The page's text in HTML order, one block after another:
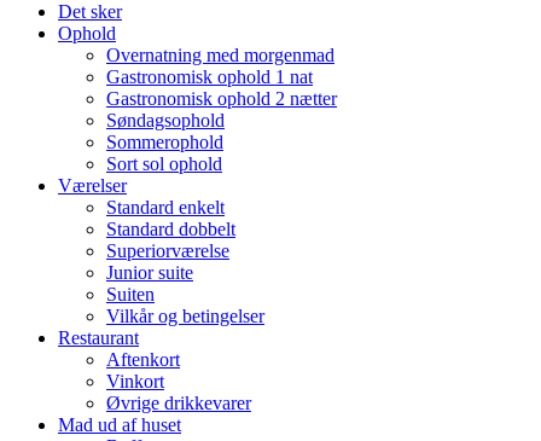
Det sker
Ophold
Overnatning med morgenmad
Gastronomisk ophold 1 nat
Gastronomisk ophold 2 nætter
Søndagsophold
Sommerophold
Sort sol ophold
Værelser
Standard enkelt
Standard dobbelt
Superiorværelse
Junior suite
Suiten
Vilkår og betingelser
Restaurant
Aftenkort
Vinkort
Øvrige drikkevarer
Mad ud af huset